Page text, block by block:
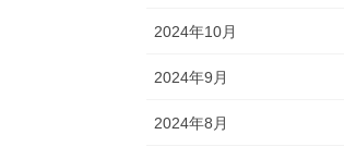
2024年10月
2024年9月
2024年8月